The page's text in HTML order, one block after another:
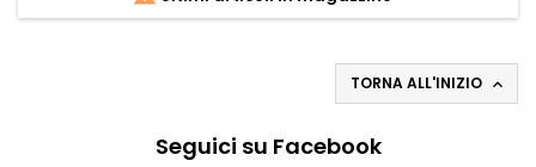
TORNA ALL'INIZIO 
Seguici su Facebook